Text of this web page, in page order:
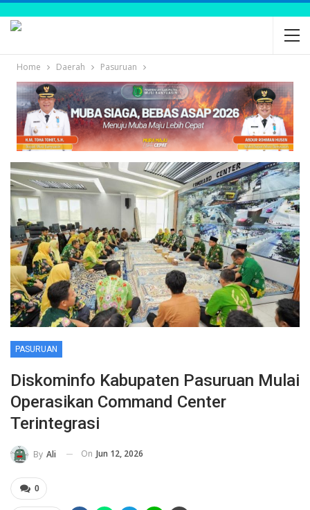
Home Daerah Pasuruan
PASURUAN
Diskominfo Kabupaten Pasuruan Mulai
Operasikan Command Center
Terintegrasi
By Ali On Jun 12, 2026
0